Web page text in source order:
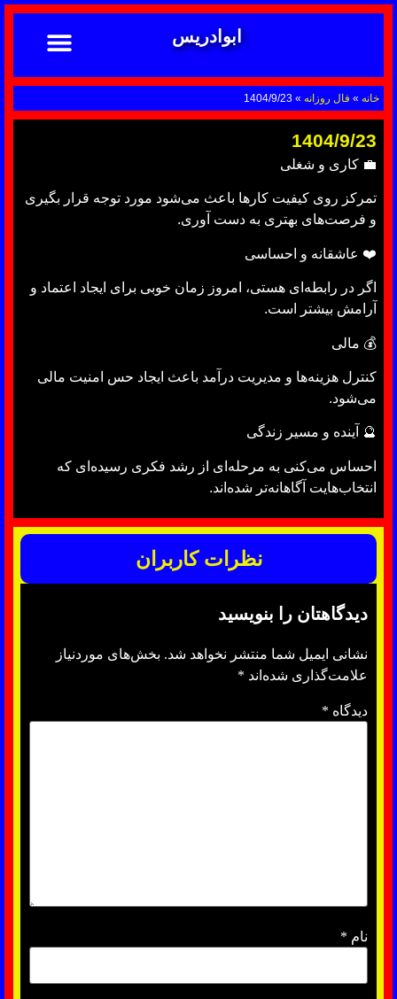
ابوادریس
خانه » فال روزانه »
1404/9/23
1404/9/23
💼 کاری و شغلی
تمرکز روی کیفیت کارها باعث می‌شود مورد توجه قرار بگیری
و فرصت‌های بهتری به دست آوری.
❤️ عاشقانه و احساسی
اگر در رابطه‌ای هستی، امروز زمان خوبی برای ایجاد اعتماد و
آرامش بیشتر است.
💰 مالی
کنترل هزینه‌ها و مدیریت درآمد باعث ایجاد حس امنیت مالی
می‌شود.
🔮 آینده و مسیر زندگی
احساس می‌کنی به مرحله‌ای از رشد فکری رسیده‌ای که
انتخاب‌هایت آگاهانه‌تر شده‌اند.
نظرات کاربران
دیدگاهتان را بنویسید
نشانی ایمیل شما منتشر نخواهد شد. بخش‌های موردنیاز
علامت‌گذاری شده‌اند *
دیدگاه *
نام *